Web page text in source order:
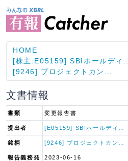
HOME
[株主:E05159] SBIホールディ…
[9246] プロジェクトカン…
文書情報
書類 変更報告書
提出者 [E05159] SBIホールディ…
銘柄 [9246] プロジェクトカン…
報告義務発
2023-06-16